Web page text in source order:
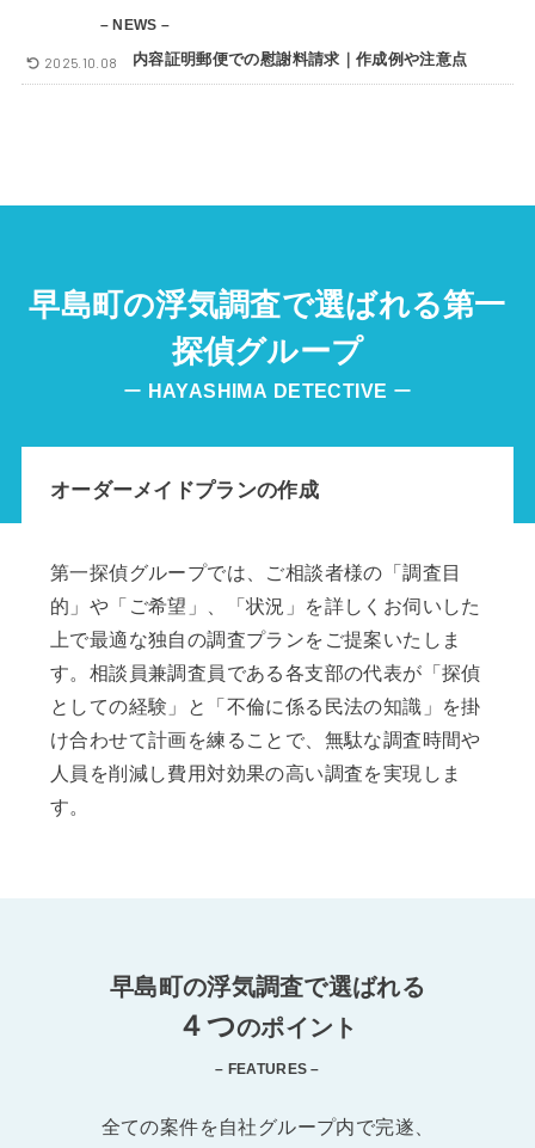
– NEWS –
内容証明郵便での慰謝料請求｜作成例や注意点
2025.10.08
早島町の浮気調査で選ばれる第一
探偵グループ
ー HAYASHIMA DETECTIVE ー
オーダーメイドプランの作成
第一探偵グループでは、ご相談者様の「調査目
的」や「ご希望」、「状況」を詳しくお伺いした
上で最適な独自の調査プランをご提案いたしま
す。相談員兼調査員である各支部の代表が「探偵
としての経験」と「不倫に係る民法の知識」を掛
け合わせて計画を練ることで、無駄な調査時間や
人員を削減し費用対効果の高い調査を実現しま
す。
早島町の浮気調査で選ばれる
４つのポイント
– FEATURES –
全ての案件を自社グループ内で完遂、